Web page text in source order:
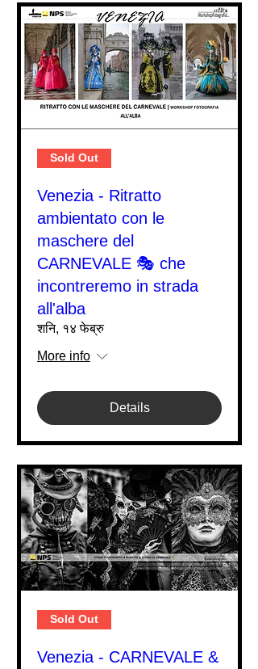
Sold Out
Venezia - Ritratto
ambientato con le
maschere del
CARNEVALE 🎭 che
incontreremo in strada
all'alba
शनि, १४ फेब्रु
More info
Details
Sold Out
Venezia - CARNEVALE &